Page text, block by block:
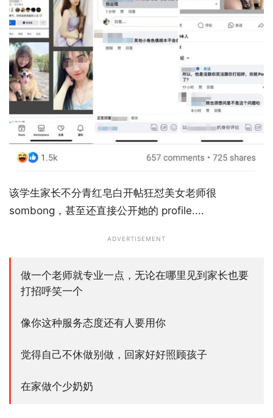
该学生家长不分青红皂白开帖狂怼美女老师很
sombong，甚至还直接公开她的 profile....
ADVERTISEMENT
做一个老师就专业一点，无论在哪里见到家长也要
打招呼笑一个
像你这种服务态度还有人要用你
觉得自己不休做别做，回家好好照顾孩子
在家做个少奶奶